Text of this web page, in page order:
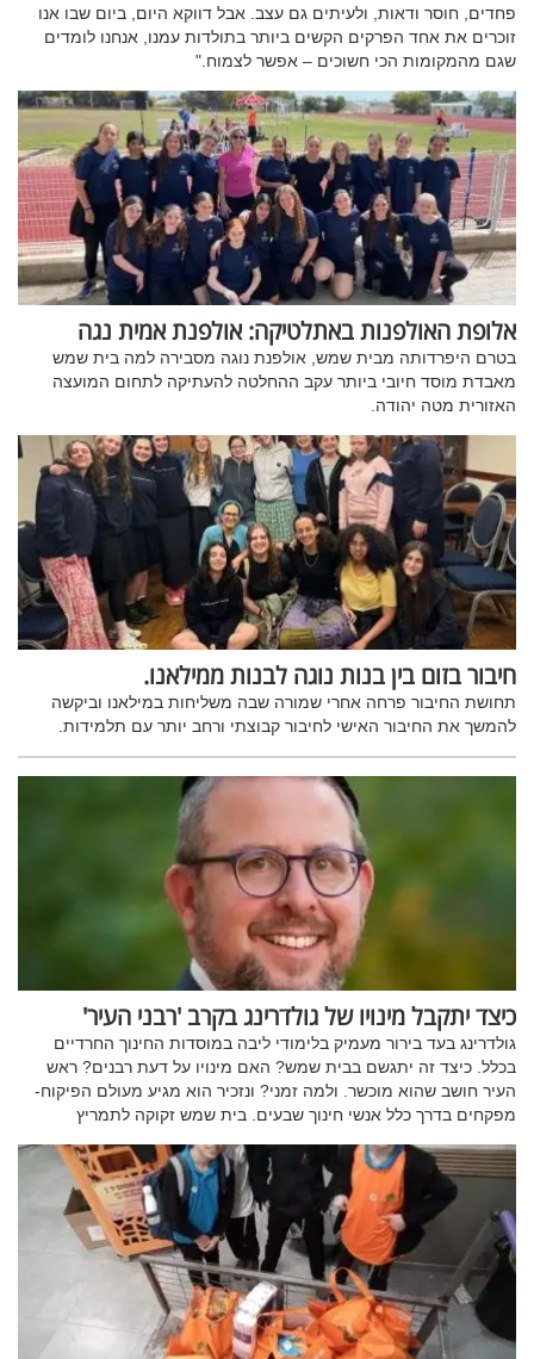
פחדים, חוסר ודאות, ולעיתים גם עצב. אבל דווקא היום, ביום שבו אנו
זוכרים את אחד הפרקים הקשים ביותר בתולדות עמנו, אנחנו לומדים
שגם מהמקומות הכי חשוכים – אפשר לצמוח."
אלופת האולפנות באתלטיקה: אולפנת אמית נגה
בטרם היפרדותה מבית שמש, אולפנת נוגה מסבירה למה בית שמש
מאבדת מוסד חיובי ביותר עקב ההחלטה להעתיקה לתחום המועצה
האזורית מטה יהודה.
חיבור בזום בין בנות נוגה לבנות ממילאנו.
תחושת החיבור פרחה אחרי שמורה שבה משליחות במילאנו וביקשה
להמשך את החיבור האישי לחיבור קבוצתי ורחב יותר עם תלמידות.
כיצד יתקבל מינויו של גולדרינג בקרב 'רבני העיר'
גולדרינג בעד בירור מעמיק בלימודי ליבה במוסדות החינוך החרדיים
בכלל. כיצד זה יתגשם בבית שמש? האם מינויו על דעת רבנים? ראש
העיר חושב שהוא מוכשר. ולמה זמני? ונזכיר הוא מגיע מעולם הפיקוח-
מפקחים בדרך כלל אנשי חינוך שבעים. בית שמש זקוקה לתמריץ